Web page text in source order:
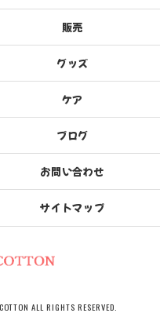
販売
グッズ
ケア
ブログ
お問い合わせ
サイトマップ
ALL RIGHTS RESERVED.